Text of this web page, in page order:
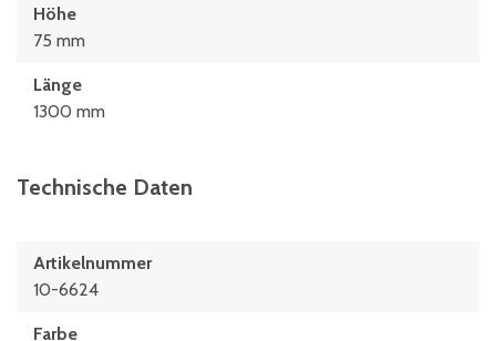
Höhe
75 mm
Länge
1300 mm
Technische Daten
Artikelnummer
10-6624
Farbe